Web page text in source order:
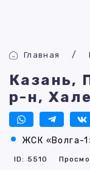
Главная
Казань,
р-н,
ЖСК «Волга-
ID: 5510